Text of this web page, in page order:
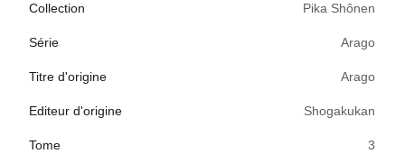
Collection Pika Shônen
Série Arago
Titre d'origine Arago
Editeur d'origine Shogakukan
Tome 3